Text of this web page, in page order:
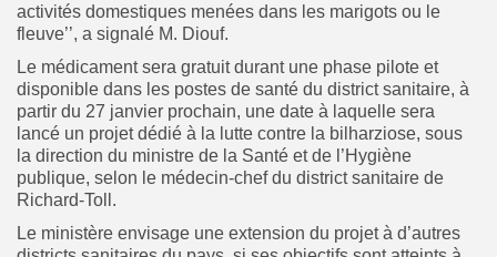
activités domestiques menées dans les marigots ou le
fleuve’’, a signalé M. Diouf.
Le médicament sera gratuit durant une phase pilote et
disponible dans les postes de santé du district sanitaire, à
partir du 27 janvier prochain, une date à laquelle sera
lancé un projet dédié à la lutte contre la bilharziose, sous
la direction du ministre de la Santé et de l’Hygiène
publique, selon le médecin-chef du district sanitaire de
Richard-Toll.
Le ministère envisage une extension du projet à d’autres